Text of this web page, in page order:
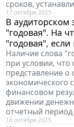
сроков,
17 октября 2025
В аудиторском
"годовая". На
"годовая",
Наличие слова
при условии, что
представление
экономического
финансовом
движении
отчетный период
16 октября 2025